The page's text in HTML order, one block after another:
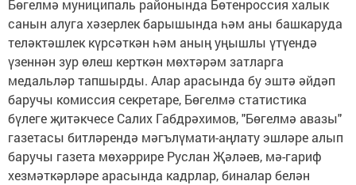
Бөгелмә муниципаль районында Бөтенроссия халык
санын алуга хәзерлек барышында һәм аны башкаруда
теләктәшлек күрсәткән һәм аның уңышлы үтүендә
үзеннән зур өлеш керткән мөхтәрәм затларга
медальләр тапшырды. Алар арасында бу эштә әйдәп
баручы комиссия секретаре, Бөгелмә статистика
бүлеге җитәкчесе Салих Габдрәхимов, "Бөгелмә авазы"
газетасы битләрендә мәгълүмати-аңлату эшләре алып
баручы газета мөхәррире Руслан Җәләев, мә-гариф
хезмәткәрләре арасында кадрлар, биналар белән